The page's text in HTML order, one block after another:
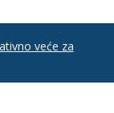
veće za